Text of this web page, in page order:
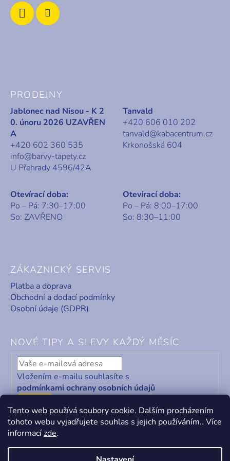
Tento web používá soubory cookie. Dalším procházením
tohoto webu vyjadřujete souhlas s jejich používáním.. Více
informacízde.
PRODEJNY
Jablonec nad Nisou - K 2
0. únoru 2026 UZAVŘEN
A
+420 602 360 535
info@barvy-tapety.cz
U Přehrady 4596/42A
Tanvald
+420 606 010 202
tanvald@kabacentrum.cz
Krkonošská 604
Otevírací doba:
Po – Pá: 7:30–17:00
So: ZAVŘENO
Otevírací doba:
Po – Pá: 8:00–17:00
So: 8:30–11:00
ZÁKAZNICKÝ SERVIS
Platba a doprava
Obchodní a dodací podmínky
Osobní údaje (GDPR)
NOVÉ TIPY A SLEVY KAŽDÝ MĚSÍC
Vložením e-mailu souhlasíte s
podmínkami ochrany osobních údajů
ODEBÍRAT